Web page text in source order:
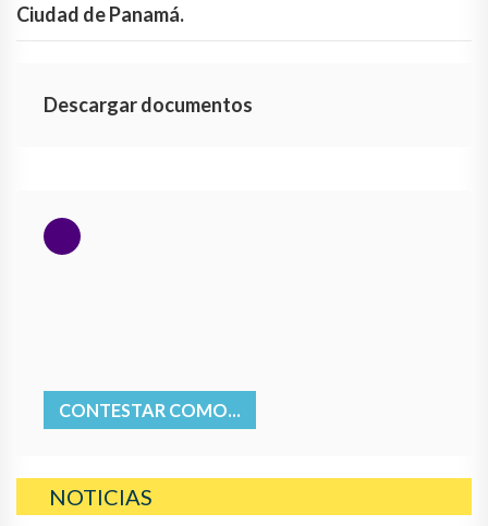
Ciudad de Panamá.
Descargar documentos
CONTESTAR COMO...
NOTICIAS